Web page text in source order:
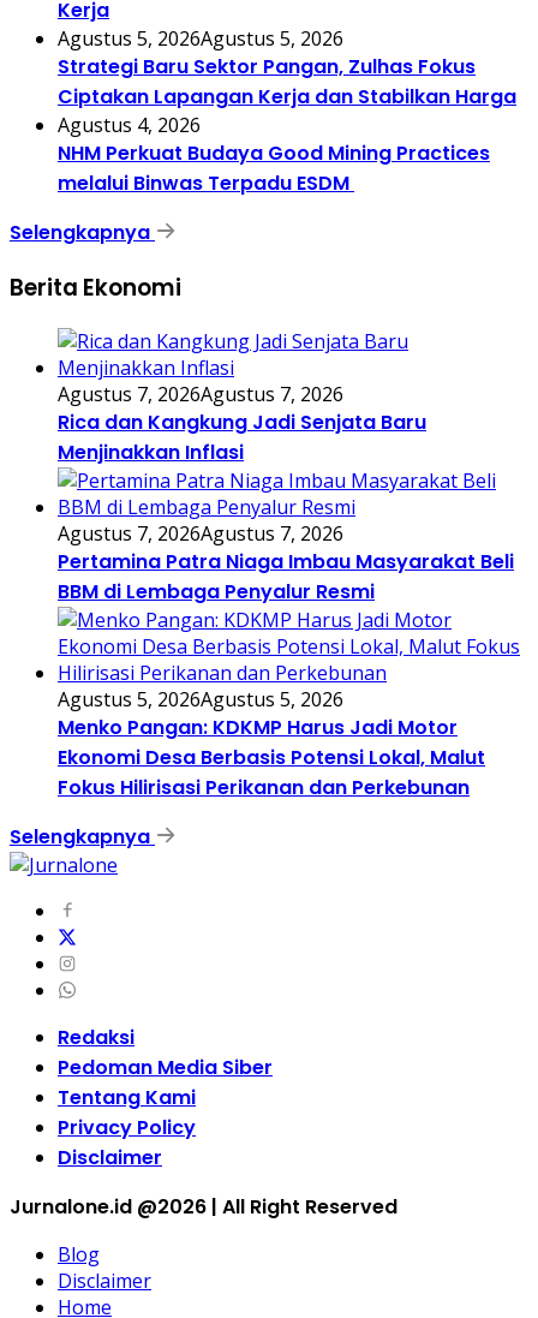
Kerja
Agustus 5, 2026Agustus 5, 2026
Strategi Baru Sektor Pangan, Zulhas Fokus
Ciptakan Lapangan Kerja dan Stabilkan Harga
Agustus 4, 2026
NHM Perkuat Budaya Good Mining Practices
melalui Binwas Terpadu ESDM
Selengkapnya
Berita Ekonomi
Agustus 7, 2026Agustus 7, 2026
Rica dan Kangkung Jadi Senjata Baru
Menjinakkan Inflasi
Agustus 7, 2026Agustus 7, 2026
Pertamina Patra Niaga Imbau Masyarakat Beli
BBM di Lembaga Penyalur Resmi
Agustus 5, 2026Agustus 5, 2026
Menko Pangan: KDKMP Harus Jadi Motor
Ekonomi Desa Berbasis Potensi Lokal, Malut
Fokus Hilirisasi Perikanan dan Perkebunan
Selengkapnya
Redaksi
Pedoman Media Siber
Tentang Kami
Privacy Policy
Disclaimer
Jurnalone.id @2026 | All Right Reserved
Blog
Disclaimer
Home